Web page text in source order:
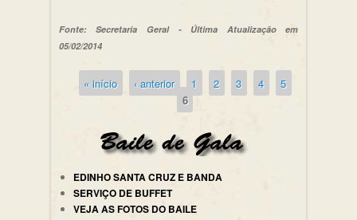
Fonte: Secretaria Geral - Última Atualização em
05/02/2014
Páginas
« início ‹ anterior 1 2 3 4
5
6
EDINHO SANTA CRUZ E BANDA
SERVIÇO DE BUFFET
VEJA AS FOTOS DO BAILE